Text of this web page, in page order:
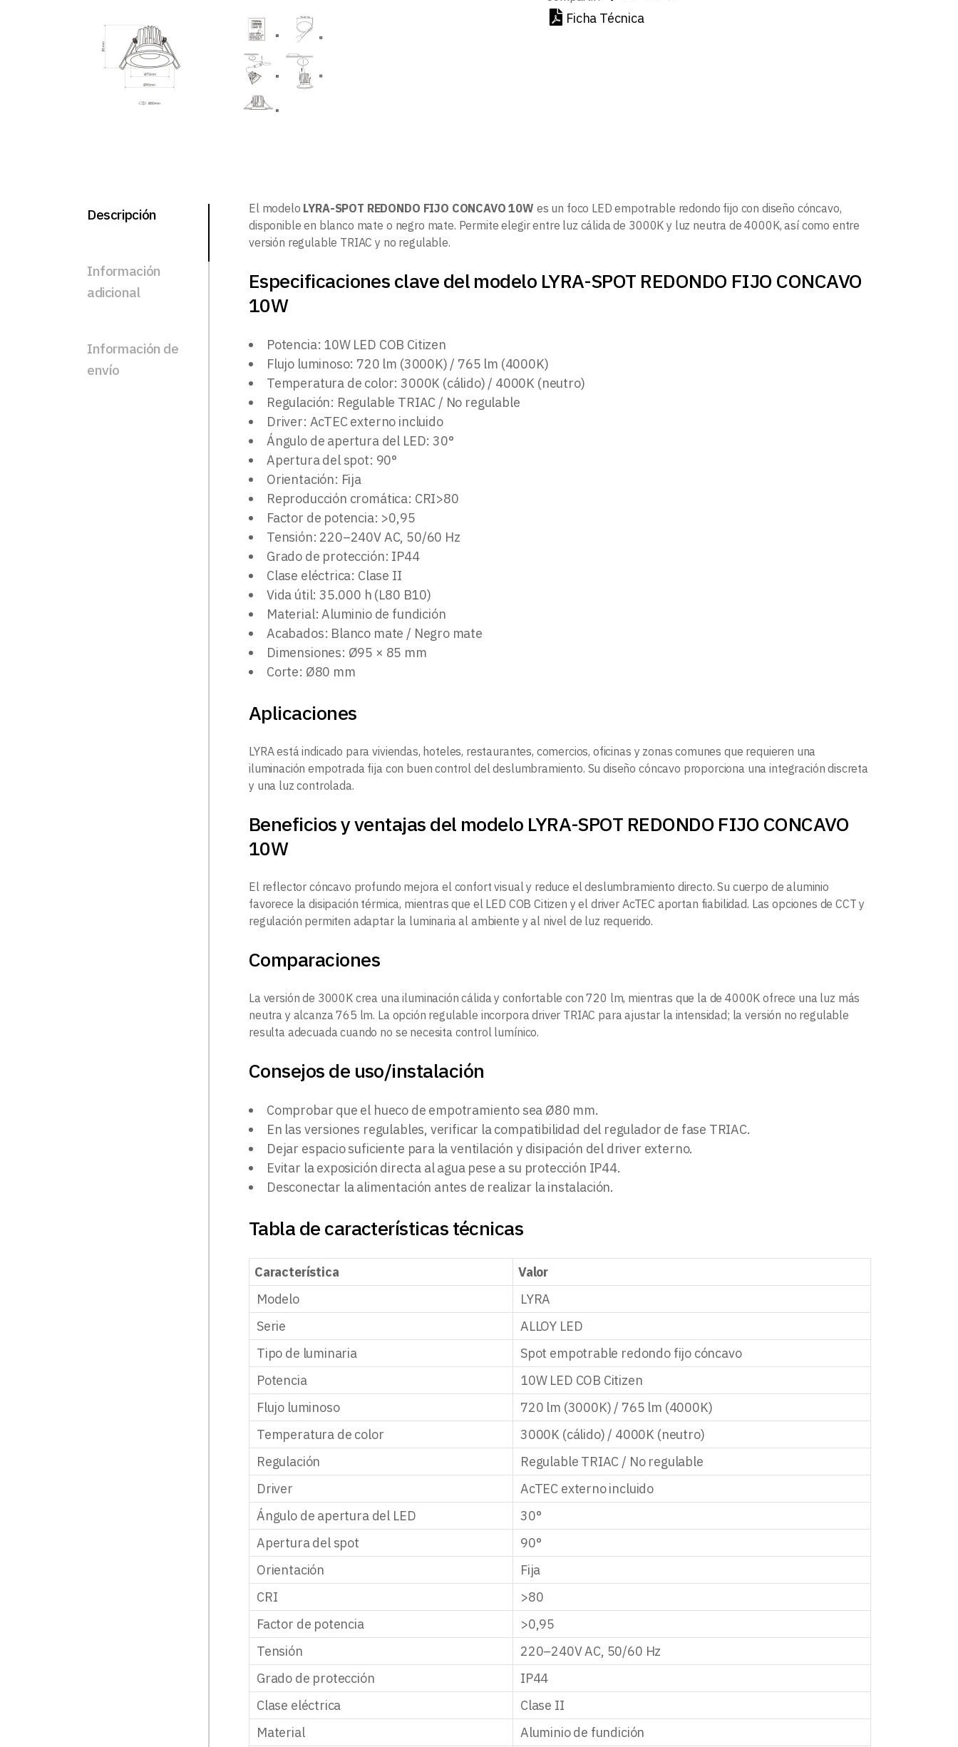
Ficha Técnica
Descripción
Información
adicional
Información de
envío
El modelo LYRA-SPOT REDONDO FIJO CONCAVO 10W es un foco LED empotrable redondo fijo con diseño cóncavo,
disponible en blanco mate o negro mate. Permite elegir entre luz cálida de 3000K y luz neutra de 4000K, así como entre
versión regulable TRIAC y no regulable.
Especificaciones clave del modelo LYRA-SPOT REDONDO FIJO CONCAVO
10W
Potencia: 10W LED COB Citizen
Flujo luminoso: 720 lm (3000K) / 765 lm (4000K)
Temperatura de color: 3000K (cálido) / 4000K (neutro)
Regulación: Regulable TRIAC / No regulable
Driver: AcTEC externo incluido
Ángulo de apertura del LED: 30°
Apertura del spot: 90°
Orientación: Fija
Reproducción cromática: CRI>80
Factor de potencia: >0,95
Tensión: 220–240V AC, 50/60 Hz
Grado de protección: IP44
Clase eléctrica: Clase II
Vida útil: 35.000 h (L80 B10)
Material: Aluminio de fundición
Acabados: Blanco mate / Negro mate
Dimensiones: Ø95 × 85 mm
Corte: Ø80 mm
Aplicaciones
LYRA está indicado para viviendas, hoteles, restaurantes, comercios, oficinas y zonas comunes que requieren una
iluminación empotrada fija con buen control del deslumbramiento. Su diseño cóncavo proporciona una integración discreta
y una luz controlada.
Beneficios y ventajas del modelo LYRA-SPOT REDONDO FIJO CONCAVO
10W
El reflector cóncavo profundo mejora el confort visual y reduce el deslumbramiento directo. Su cuerpo de aluminio
favorece la disipación térmica, mientras que el LED COB Citizen y el driver AcTEC aportan fiabilidad. Las opciones de CCT y
regulación permiten adaptar la luminaria al ambiente y al nivel de luz requerido.
Comparaciones
La versión de 3000K crea una iluminación cálida y confortable con 720 lm, mientras que la de 4000K ofrece una luz más
neutra y alcanza 765 lm. La opción regulable incorpora driver TRIAC para ajustar la intensidad; la versión no regulable
resulta adecuada cuando no se necesita control lumínico.
Consejos de uso/instalación
Comprobar que el hueco de empotramiento sea Ø80 mm.
En las versiones regulables, verificar la compatibilidad del regulador de fase TRIAC.
Dejar espacio suficiente para la ventilación y disipación del driver externo.
Evitar la exposición directa al agua pese a su protección IP44.
Desconectar la alimentación antes de realizar la instalación.
Tabla de características técnicas
Característica
Valor
Modelo
LYRA
Serie
ALLOY LED
Tipo de luminaria
Spot empotrable redondo fijo cóncavo
Potencia
10W LED COB Citizen
Flujo luminoso
720 lm (3000K) / 765 lm (4000K)
Temperatura de color
3000K (cálido) / 4000K (neutro)
Regulación
Regulable TRIAC / No regulable
Driver
AcTEC externo incluido
Ángulo de apertura del LED
30°
Apertura del spot
90°
Orientación
Fija
CRI
>80
Factor de potencia
>0,95
Tensión
220–240V AC, 50/60 Hz
Grado de protección
IP44
Clase eléctrica
Clase II
Material
Aluminio de fundición